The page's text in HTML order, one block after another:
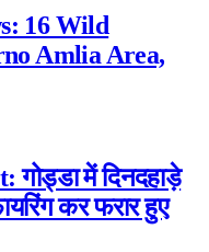
16 Wild
Amlia Area,
में दिनदहाड़े
कर फरार हुए